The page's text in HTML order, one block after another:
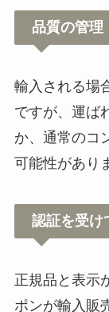
品質の管理
輸入される場
ですが、運ば
か、通常のコ
可能性があり
認証を受け
正規品と表示
ポンが輸入販